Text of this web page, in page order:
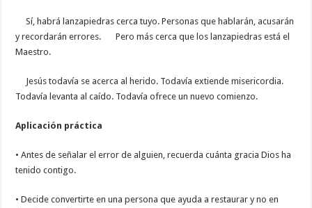
Sí, habrá lanzapiedras cerca tuyo. Personas que hablarán, acusarán
y recordarán errores. Pero más cerca que los lanzapiedras está el
Maestro.
Jesús todavía se acerca al herido. Todavía extiende misericordia.
Todavía levanta al caído. Todavía ofrece un nuevo comienzo.
Aplicación práctica
• Antes de señalar el error de alguien, recuerda cuánta gracia Dios ha
tenido contigo.
• Decide convertirte en una persona que ayuda a restaurar y no en